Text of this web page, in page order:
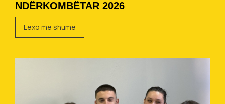
NDËRKOMBËTAR 2026
Lexo më shumë